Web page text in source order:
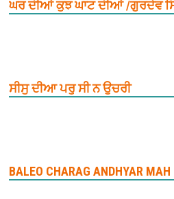
ਘਰ ਦੀਆਂ ਕੁਝ ਘਾਟ ਦੀਆਂ /ਗੁਰਦੇਵ
ਸੀਸੁ ਦੀਆ ਪਰੁ ਸੀ ਨ ਉਚਰੀ
BALEO CHARAG ANDHYAR MAH